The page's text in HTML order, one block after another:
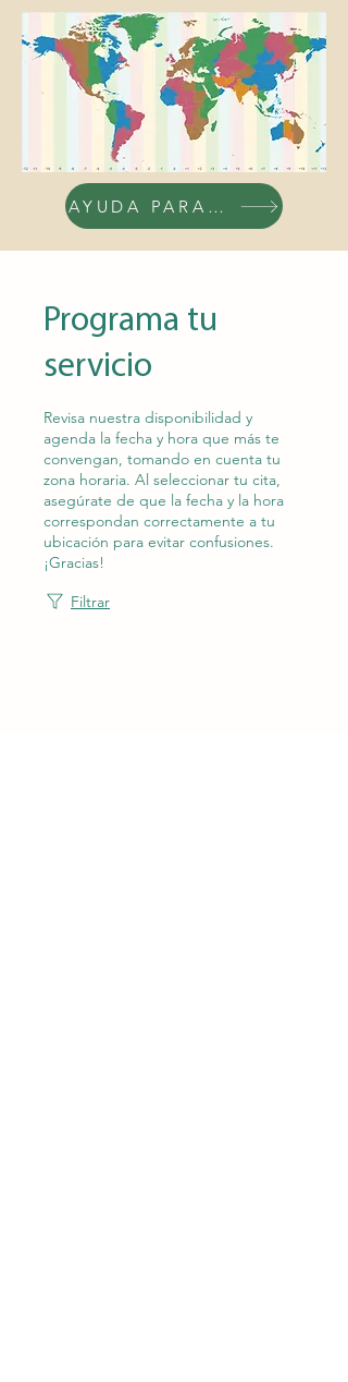
AYUDA PARA AGENDAR
Programa tu
servicio
Revisa nuestra disponibilidad y
agenda la fecha y hora que más te
convengan, tomando en cuenta tu
zona horaria. Al seleccionar tu cita,
asegúrate de que la fecha y la hora
correspondan correctamente a tu
ubicación para evitar confusiones.
¡Gracias!
Filtrar